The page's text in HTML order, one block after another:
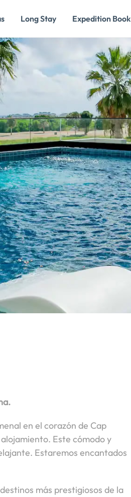
Long Stay Expedition Book
en el corazón de Cap
Este cómodo y
Estaremos encantados
más prestigiosos de la